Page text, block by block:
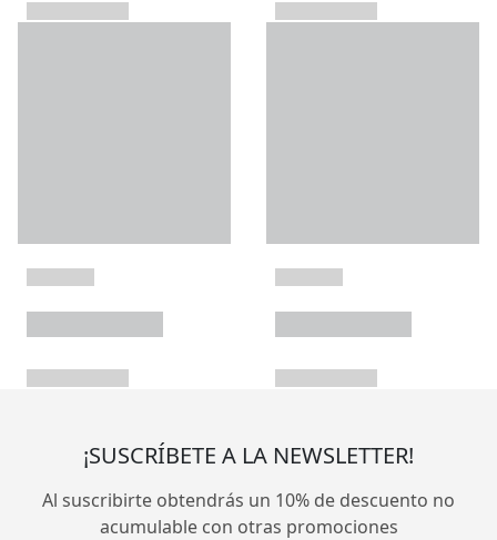
¡SUSCRÍBETE A LA NEWSLETTER!
Al suscribirte obtendrás un 10% de descuento no
acumulable con otras promociones